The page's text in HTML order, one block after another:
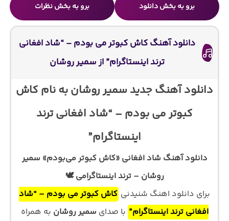
برو به بخش دانلود برو به بخش نظرات
دانلود آهنگ کاش کبوتر می بودم – “شاد افغانی
ترند اینستاگرام” از سمیر روشان
دانلود آهنگ جدید سمیر روشان به نام کاش
کبوتر می بودم – “شاد افغانی ترند
اینستاگرام”
دانلود آهنگ شاد افغانی «کاش کبوتر می‌بودم» سمیر
روشان – ترند اینستاگرامی 🕊️
برای دانلود اهنگ شنیدنی کاش کبوتر می بودم – “شاد
افغانی ترند اینستاگرام” با صدای سمیر روشان به همراه